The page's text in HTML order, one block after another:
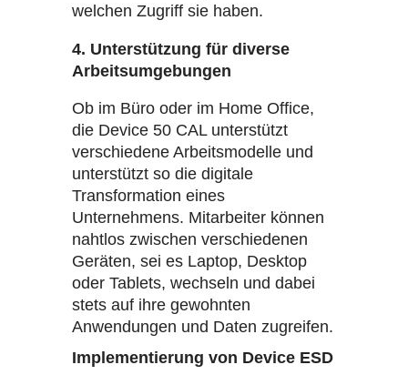
welchen Zugriff sie haben.
4. Unterstützung für diverse
Arbeitsumgebungen
Ob im Büro oder im Home Office,
die Device 50 CAL unterstützt
verschiedene Arbeitsmodelle und
unterstützt so die digitale
Transformation eines
Unternehmens. Mitarbeiter können
nahtlos zwischen verschiedenen
Geräten, sei es Laptop, Desktop
oder Tablets, wechseln und dabei
stets auf ihre gewohnten
Anwendungen und Daten zugreifen.
Implementierung von Device ESD